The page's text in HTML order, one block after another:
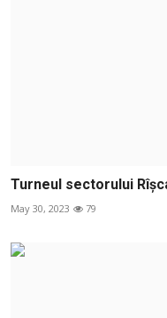
Turneul sectorului
May 30, 2023 79